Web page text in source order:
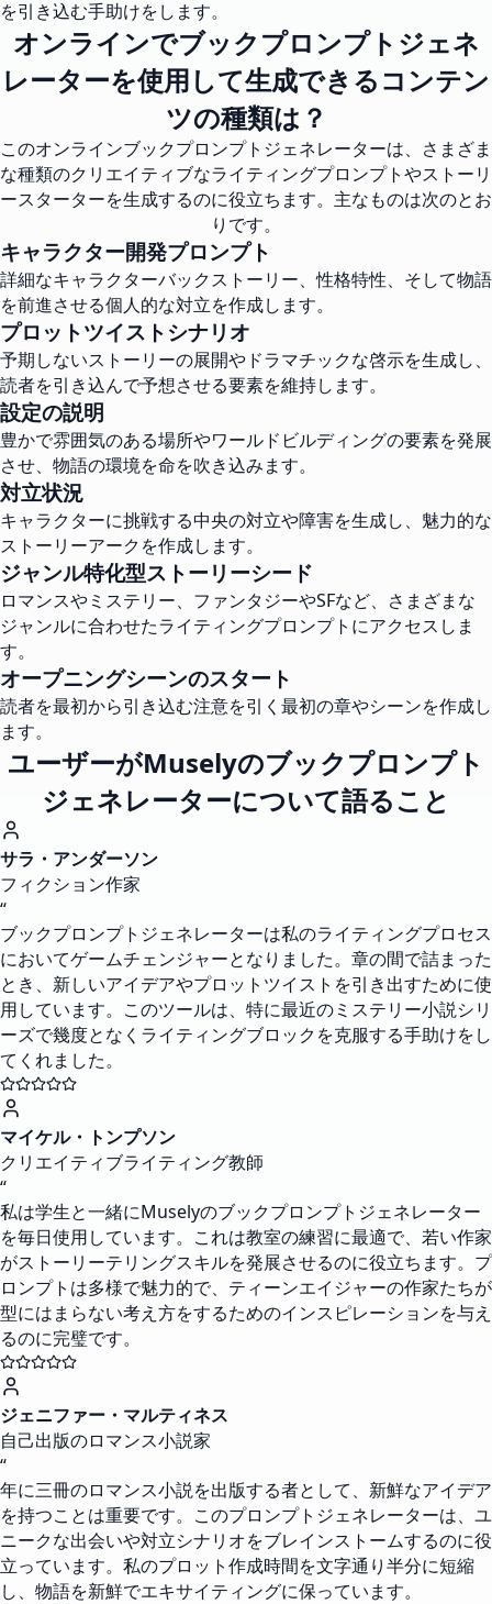
を引き込む手助けをします。
オンラインでブックプロンプトジェネ
レーターを使用して生成できるコンテン
ツの種類は？
このオンラインブックプロンプトジェネレーターは、さまざま
な種類のクリエイティブなライティングプロンプトやストーリ
ースターターを生成するのに役立ちます。主なものは次のとお
りです。
キャラクター開発プロンプト
詳細なキャラクターバックストーリー、性格特性、そして物語
を前進させる個人的な対立を作成します。
プロットツイストシナリオ
予期しないストーリーの展開やドラマチックな啓示を生成し、
読者を引き込んで予想させる要素を維持します。
設定の説明
豊かで雰囲気のある場所やワールドビルディングの要素を発展
させ、物語の環境を命を吹き込みます。
対立状況
キャラクターに挑戦する中央の対立や障害を生成し、魅力的な
ストーリーアークを作成します。
ジャンル特化型ストーリーシード
ロマンスやミステリー、ファンタジーやSFなど、さまざまな
ジャンルに合わせたライティングプロンプトにアクセスしま
す。
オープニングシーンのスタート
読者を最初から引き込む注意を引く最初の章やシーンを作成し
ます。
ユーザーがMuselyのブックプロンプト
ジェネレーターについて語ること
サラ・アンダーソン
フィクション作家
“
ブックプロンプトジェネレーターは私のライティングプロセス
においてゲームチェンジャーとなりました。章の間で詰まった
とき、新しいアイデアやプロットツイストを引き出すために使
用しています。このツールは、特に最近のミステリー小説シリ
ーズで幾度となくライティングブロックを克服する手助けをし
てくれました。
マイケル・トンプソン
クリエイティブライティング教師
“
私は学生と一緒にMuselyのブックプロンプトジェネレーター
を毎日使用しています。これは教室の練習に最適で、若い作家
がストーリーテリングスキルを発展させるのに役立ちます。プ
ロンプトは多様で魅力的で、ティーンエイジャーの作家たちが
型にはまらない考え方をするためのインスピレーションを与え
るのに完璧です。
ジェニファー・マルティネス
自己出版のロマンス小説家
“
年に三冊のロマンス小説を出版する者として、新鮮なアイデア
を持つことは重要です。このプロンプトジェネレーターは、ユ
ニークな出会いや対立シナリオをブレインストームするのに役
立っています。私のプロット作成時間を文字通り半分に短縮
し、物語を新鮮でエキサイティングに保っています。